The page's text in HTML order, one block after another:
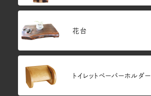
花台
トイレットペーパーホルダー